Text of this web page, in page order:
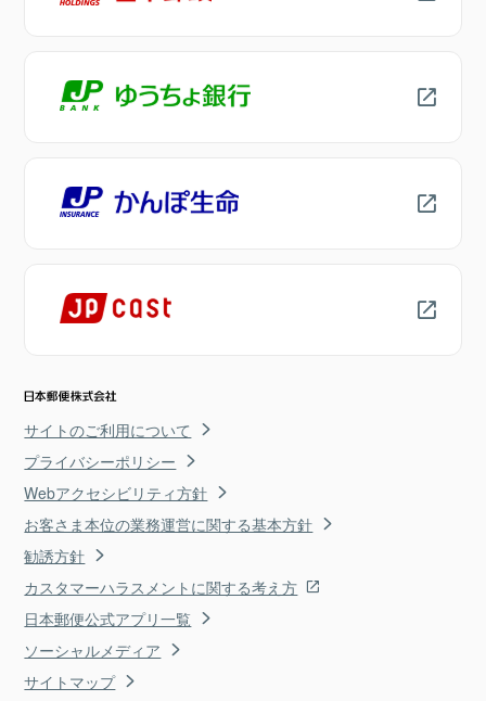
サイトのご利用について
プライバシーポリシー
Webアクセシビリティ方針
お客さま本位の業務運営に関する基本方針
勧誘方針
カスタマーハラスメントに関する考え方
日本郵便公式アプリ一覧
ソーシャルメディア
サイトマップ